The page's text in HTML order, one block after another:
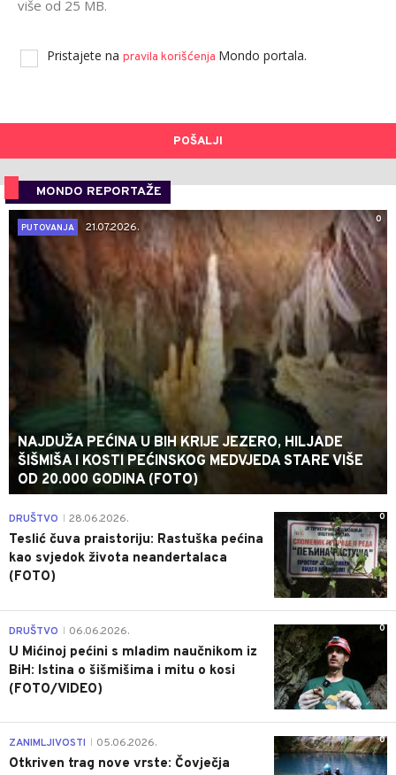
više od 25 MB.
Pristajete na pravila korišćenja Mondo portala.
POŠALJI
MONDO REPORTAŽE
0
PUTOVANJA
21.07.2026.
NAJDUŽA PEĆINA U BIH KRIJE JEZERO, HILJADE
ŠIŠMIŠA I KOSTI PEĆINSKOG MEDVJEDA STARE VIŠE
OD 20.000 GODINA (FOTO)
0
DRUŠTVO 28.06.2026.
Teslić čuva praistoriju: Rastuška pećina
kao svjedok života neandertalaca
(FOTO)
0
DRUŠTVO 06.06.2026.
U Mićinoj pećini s mladim naučnikom iz
BiH: Istina o šišmišima i mitu o kosi
(FOTO/VIDEO)
0
ZANIMLJIVOSTI 05.06.2026.
Otkriven trag nove vrste: Čovječja